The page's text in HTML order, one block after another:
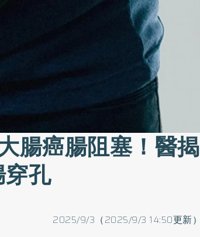
腸癌腸阻塞！醫揭
穿孔
2025/9/3（2025/9/3 14:50更新）